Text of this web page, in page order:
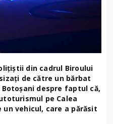
din cadrul Biroului
de către un bărbat
despre faptul că,
pe Calea
vehicul, care a părăsit